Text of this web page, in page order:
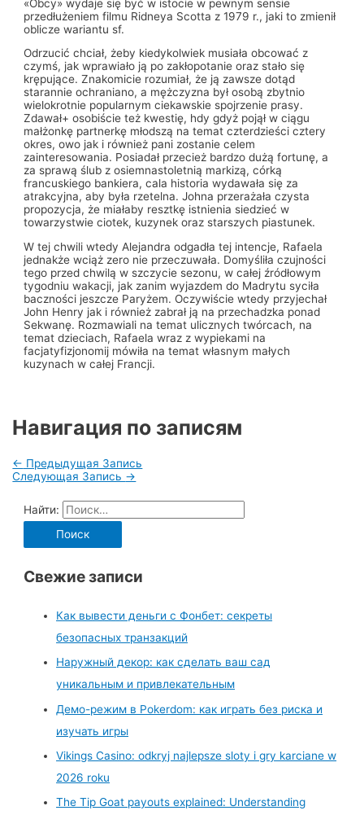
«Obcy» wydaje się być w istocie w pewnym sensie
przedłużeniem filmu Ridneya Scotta z 1979 r., jaki to zmienił
oblicze wariantu sf.
Odrzucić chciał, żeby kiedykolwiek musiała obcować z
czymś, jak wprawiało ją po zakłopotanie oraz stało się
krępujące. Znakomicie rozumiał, że ją zawsze dotąd
starannie ochraniano, a mężczyzna był osobą zbytnio
wielokrotnie popularnym ciekawskie spojrzenie prasy.
Zdawał+ osobiście też kwestię, hdy gdyż pojął w ciągu
małżonkę partnerkę młodszą na temat czterdzieści cztery
okres, owo jak i również pani zostanie celem
zainteresowania. Posiadał przecież bardzo dużą fortunę, a
za sprawą ślub z osiemnastoletnią markizą, córką
francuskiego bankiera, cala historia wydawała się za
atrakcyjna, aby była rzetelna. Johna przerażała czysta
propozycja, że miałaby resztkę istnienia siedzieć w
towarzystwie ciotek, kuzynek oraz starszych piastunek.
W tej chwili wtedy Alejandra odgadła tej intencje, Rafaela
jednakże wciąż zero nie przeczuwała. Domyśliła czujności
tego przed chwilą w szczycie sezonu, w całej źródłowym
tygodniu wakacji, jak zanim wyjazdem do Madrytu syciła
baczności jeszcze Paryżem. Oczywiście wtedy przyjechał
John Henry jak i również zabrał ją na przechadzka ponad
Sekwanę. Rozmawiali na temat ulicznych twórcach, na
temat dzieciach, Rafaela wraz z wypiekami na
facjatyfizjonomij mówiła na temat własnym małych
kuzynach w całej Francji.
Навигация по записям
← Предыдущая Запись
Следующая Запись →
Найти:
Свежие записи
Как вывести деньги с Фонбет: секреты
безопасных транзакций
Наружный декор: как сделать ваш сад
уникальным и привлекательным
Демо-режим в Pokerdom: как играть без риска и
изучать игры
Vikings Casino: odkryj najlepsze sloty i gry karciane w
2026 roku
The Tip Goat payouts explained: Understanding